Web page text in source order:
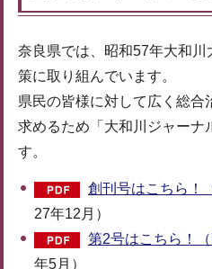
奈良県では、昭和57年大和
策に取り組んでいます。
県民の皆様に対して広く総合
求めるため「大和川ジャーナ
す。
創刊号はこちら！
27年12月）
第2号はこちら！
年5月）